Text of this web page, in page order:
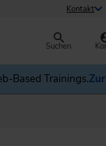
Kontakt
Suchen
Based Trainings.